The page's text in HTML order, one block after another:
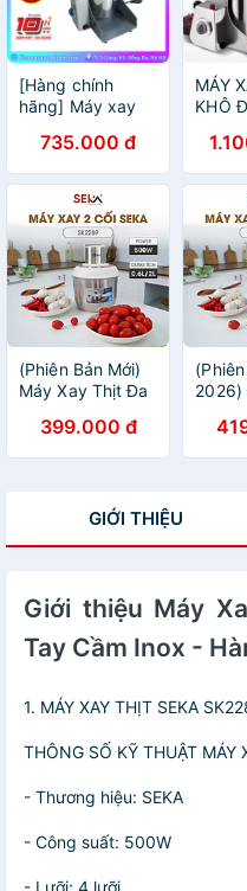
[Hàng chính
hãng] Máy xay
SEKA E900 chất
liệu INOX 304 cỡ
siêu lớn công
suất 3.000W
735.000 đ
MÁY
KHÔ
(Phiên Bản Mới)
Máy Xay Thịt Đa
SK2289
(SK2287) Cối
Chính Hãng Bảo
399.000 đ
2026)
GIỚI THIỆU
Giới thiệu Máy
Tay Cầm Inox -
1. MÁY XAY THỊT SEKA
THÔNG SỐ KỸ THUẬT MÁY
- Thương hiệu: SEKA
- Công suất: 500W
- Lưỡi: 4 lưỡi